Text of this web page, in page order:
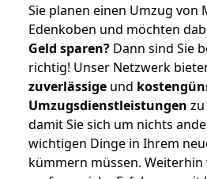
Sie planen einen Umzug von
Edenkoben und möchten
Geld sparen? Dann sind Sie
richtig! Unser Netzwerk
zuverlässige und
Umzugsdienstleistungen
damit Sie sich um nichts
wichtigen Dinge in Ihrem
kümmern müssen.